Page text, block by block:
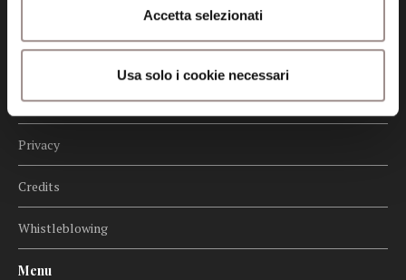
Accetta selezionati
Usa solo i cookie necessari
Amministrazione trasparente
Cookie policy
Privacy
Credits
Whistleblowing
Menu